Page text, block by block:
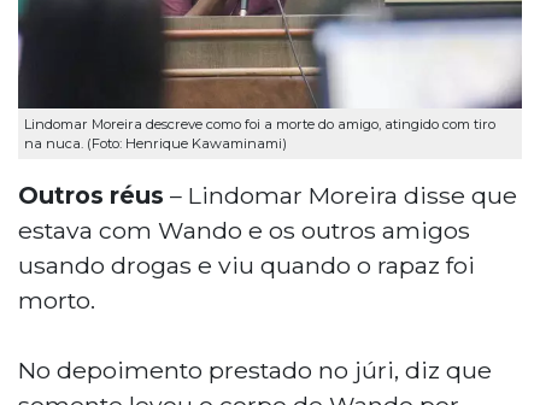
Lindomar Moreira descreve como foi a morte do amigo, atingido com tiro
na nuca. (Foto: Henrique Kawaminami)
Outros réus – Lindomar Moreira disse que
estava com Wando e os outros amigos
usando drogas e viu quando o rapaz foi
morto.
No depoimento prestado no júri, diz que